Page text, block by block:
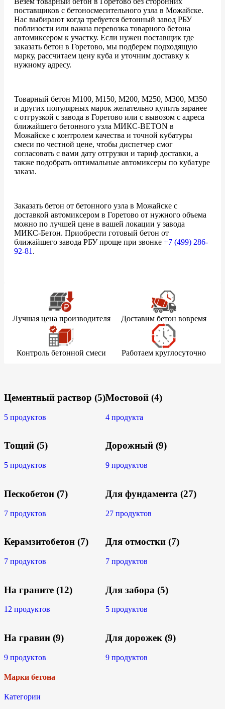
поставщиков с бетоносмесительного узла в Можайске.
Нас выбирают когда требуется бетонный завод РБУ
поблизости или важна перевозка товарного бетона
автомиксером к участку. Если нужен поставщик где
заказать бетон в Горетово, мы подберем подходящую
марку, рассчитаем цену куба и уточним доставку к
нужному адресу.
Товарный бетон М100, М150, М200, М250, М300, М350
и других популярных марок желательно купить заранее
с отгрузкой с завода в Горетово или с вывозом с адреса
ближайшего бетонного узла МИКС-BETON в
Можайске с контролем качества и точной кубатуры
смеси по честной цене, чтобы диспетчер смог
согласовать с вами дату отгрузки и тариф доставки, а
также подобрать оптимальные автомиксеры по кубатуре
заказа.
Заказать бетон от бетонного узла в Можайске с
доставкой автомиксером в Горетово от нужного объема
можно по лучшей цене в вашей локации у завода
МИКС-Бетон. Приобрести готовый бетон от
ближайшего завода РБУ проще при звонке +7 (499) 286-
92-81 .
Лучшая цена производителя Доставим бетон вовремя
Контроль бетонной смеси Работаем круглосуточно
Цементный раствор (5)
5 продуктов
Тощий (5)
5 продуктов
Пескобетон (7)
7 продуктов
Керамзитобетон (7)
7 продуктов
На граните (12)
12 продуктов
На гравии (9)
9 продуктов
Мостовой (4)
4 продукта
Дорожный (9)
9 продуктов
Для фундамента (27)
27 продуктов
Для отмостки (7)
7 продуктов
Для забора (5)
5 продуктов
Для дорожек (9)
9 продуктов
Марки бетона
Категории